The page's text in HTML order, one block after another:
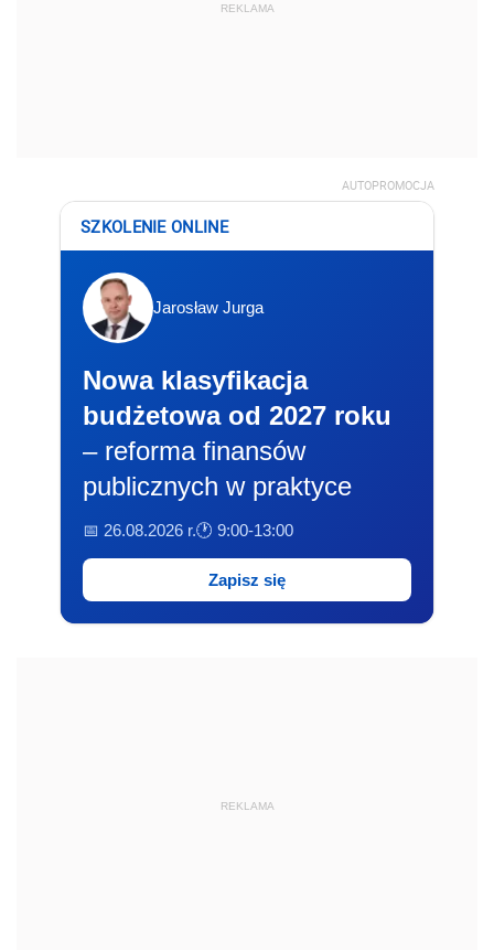
REKLAMA
AUTOPROMOCJA
SZKOLENIE ONLINE
Jarosław Jurga
Nowa klasyfikacja
budżetowa od 2027 roku
– reforma finansów
publicznych w praktyce
📅 26.08.2026 r.🕐 9:00-13:00
Zapisz się
REKLAMA